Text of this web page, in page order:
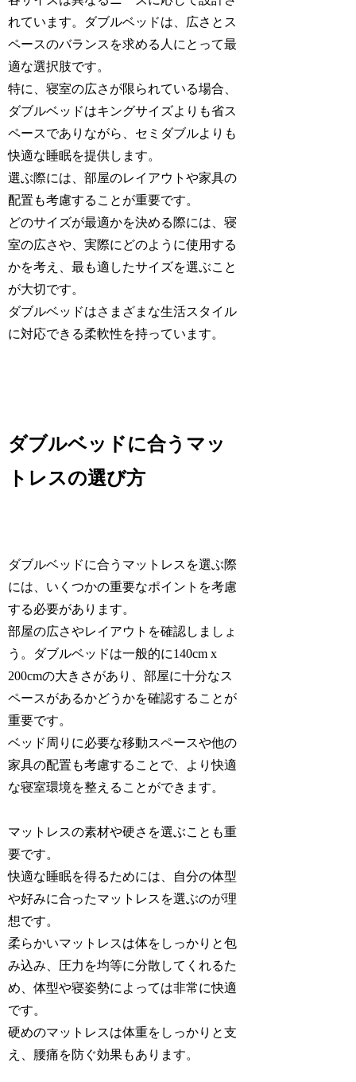
れています。ダブルベッドは、広さとス
ペースのバランスを求める人にとって最
適な選択肢です。
特に、寝室の広さが限られている場合、
ダブルベッドはキングサイズよりも省ス
ペースでありながら、セミダブルよりも
快適な睡眠を提供します。
選ぶ際には、部屋のレイアウトや家具の
配置も考慮することが重要です。
どのサイズが最適かを決める際には、寝
室の広さや、実際にどのように使用する
かを考え、最も適したサイズを選ぶこと
が大切です。
ダブルベッドはさまざまな生活スタイル
に対応できる柔軟性を持っています。
ダブルベッドに合うマッ
トレスの選び方
ダブルベッドに合うマットレスを選ぶ際
には、いくつかの重要なポイントを考慮
する必要があります。
部屋の広さやレイアウトを確認しましょ
う。ダブルベッドは一般的に140cm x
200cmの大きさがあり、部屋に十分なス
ペースがあるかどうかを確認することが
重要です。
ベッド周りに必要な移動スペースや他の
家具の配置も考慮することで、より快適
な寝室環境を整えることができます。
マットレスの素材や硬さを選ぶことも重
要です。
快適な睡眠を得るためには、自分の体型
や好みに合ったマットレスを選ぶのが理
想です。
柔らかいマットレスは体をしっかりと包
み込み、圧力を均等に分散してくれるた
め、体型や寝姿勢によっては非常に快適
です。
硬めのマットレスは体重をしっかりと支
え、腰痛を防ぐ効果もあります。